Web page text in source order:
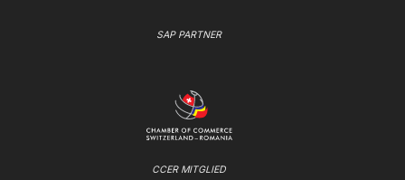
SAP PARTNER
CCER MITGLIED